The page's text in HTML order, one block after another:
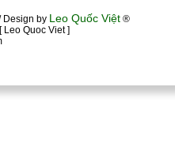
Design by Leo Quốc Việt ®
Leo Quoc Viet ]